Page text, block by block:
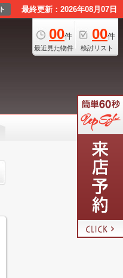
最終更新：2026年08月07日
00件
最近見た物件
00件
検討リスト